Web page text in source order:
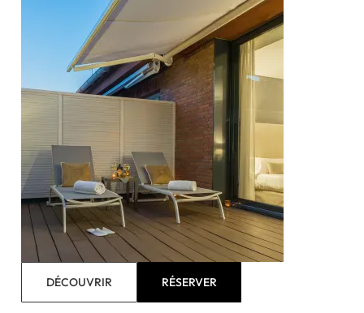
DÉCOUVRIR RÉSERVER